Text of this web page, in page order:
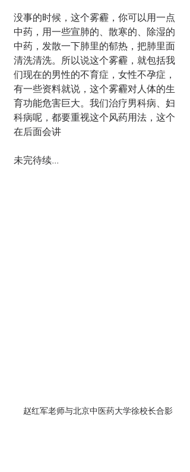
没事的时候，这个雾霾，你可以用一点
中药，用一些宣肺的、散寒的、除湿的
中药，发散一下肺里的郁热，把肺里面
清洗清洗。所以说这个雾霾，就包括我
们现在的男性的不育症，女性不孕症，
有一些资料就说，这个雾霾对人体的生
育功能危害巨大。我们治疗男科病、妇
科病呢，都要重视这个风药用法，这个
在后面会讲
未完待续...
赵红军老师与北京中医药大学徐校长合影